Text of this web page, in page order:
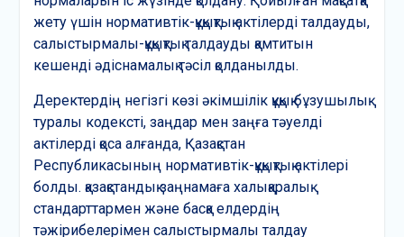
жету үшін нормативтік-құқықтық актілерді талдауды,
салыстырмалы-құқықтық талдауды қамтитын
кешенді әдіснамалық тәсіл қолданылды.
Деректердің негізгі көзі әкімшілік құқық бұзушылық
туралы кодексті, заңдар мен заңға тәуелді
актілерді қоса алғанда, Қазақстан
Республикасының нормативтік-құқықтық актілері
болды. қазақстандық заңнамаға халықаралық
стандарттармен және басқа елдердің
тәжірибелерімен салыстырмалы талдау